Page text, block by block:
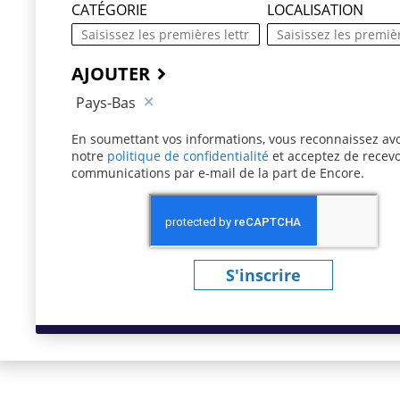
CATÉGORIE LOCALISATION
AJOUTER
Pays-Bas
En soumettant vos informations, vous reconnaissez
notre politique de confidentialité (ce contenu s’ouvre
et acceptez de
communications par e-mail de la part de Encore.
S'inscrire